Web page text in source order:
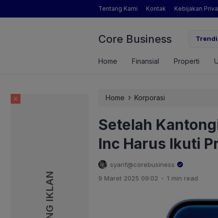
Tentang Kami Kontak Kebijakan
Core Business
Pertanian yang Dimaksud Mentan Amran?
Home Finansial Properti
Home › Korporasi
Setelah
Inc Harus Ikuti
syarif@corebusiness
9 Maret 2025 09:02 . 1 min read